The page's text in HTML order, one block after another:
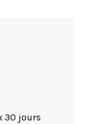
30 jours